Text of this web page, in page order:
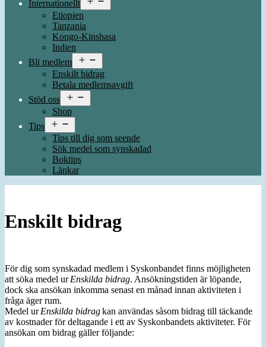
Internationellt
meny
Etiopien
Tanzania
Kongo-Kinshasa
Indien
Bli medlem
meny
Enskilt bidrag
Betala medlemsavgift
Stöd oss
meny
Shop
Tips
meny
Tips till dig som seende
Sök medel som synskadad
Boktips
Länkar
Enskilt bidrag
För dig som synskadad medlem i Syskonbandet finns möjligheten
att söka medel urEnskilda bidrag. Ansökningstiden är löpande,
dock ska ansökan inkomma senast en månad innan aktiviteten i
fråga äger rum.
Medel urEnskilda bidragkan användas såsom bidrag till täckande
av kostnader för deltagande i ett av Syskonbandets aktiviteter. För
ansökan om bidrag gäller följande: